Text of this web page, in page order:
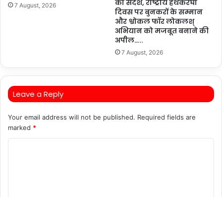
7 August, 2026
का संदेश, राष्ट्रीय हथकरघा
दिवस पर बुनकरों के सम्मान
और श्वोकल फॉर लोकलश्
अभियान को मजबूत बनाने की
अपील…..
7 August, 2026
Leave a Reply
Your email address will not be published. Required fields are
marked *